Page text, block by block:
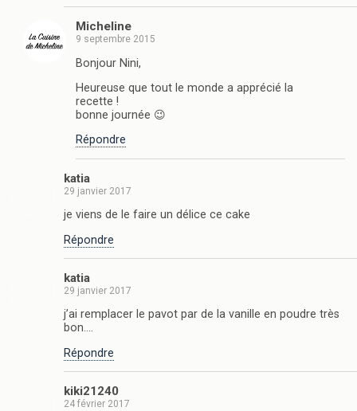
Micheline
9 septembre 2015
Bonjour Nini,
Heureuse que tout le monde a apprécié la
recette !
bonne journée 😉
Répondre
katia
29 janvier 2017
je viens de le faire un délice ce cake
Répondre
katia
29 janvier 2017
j’ai remplacer le pavot par de la vanille en poudre très
bon….
Répondre
kiki21240
24 février 2017